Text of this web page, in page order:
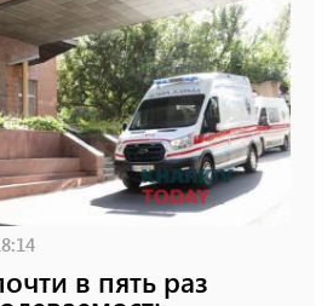
в пять раз